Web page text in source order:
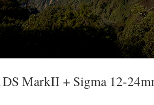
MarkII + Sigma 12-